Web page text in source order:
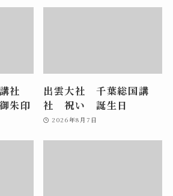
社
朱印
出雲大社 千葉総国講
社 祝い 誕生日
2026年8月7日